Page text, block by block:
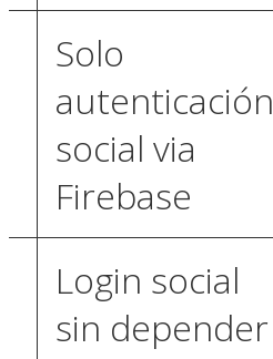
Solo
autenticación
social via
Firebase
Login social
sin depender